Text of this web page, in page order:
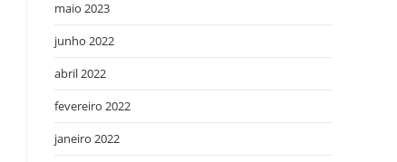
maio 2023
junho 2022
abril 2022
fevereiro 2022
janeiro 2022